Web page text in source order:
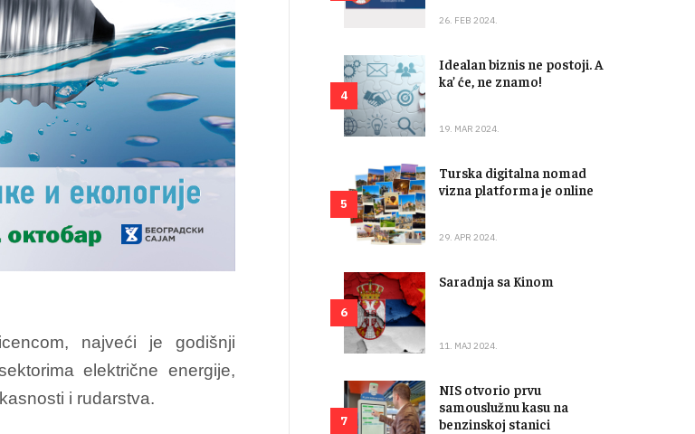
najveći je godišnji
električne energije,
i rudarstva.
26. FEB 2024.
4
Idealan biznis ne postoji. A
ka’ će, ne znamo!
19. MAR 2024.
5
Turska digitalna nomad
vizna platforma je online
29. APR 2024.
6
Saradnja sa Kinom
11. MAJ 2024.
7
NIS otvorio prvu
samouslužnu kasu na
benzinskoj stanici